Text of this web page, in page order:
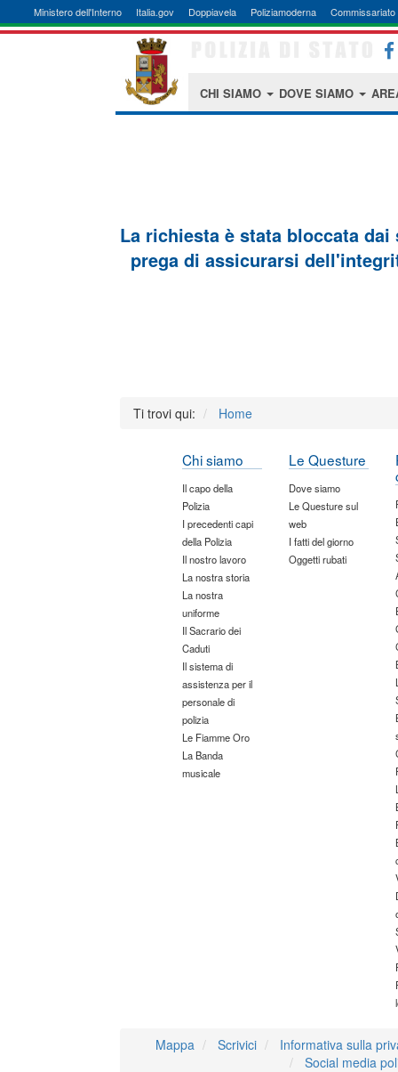
Ministero dell'Interno Italia.gov Doppiavela Poliziamoderna Commissariato
CHI SIAMO DOVE SIAMO
La richiesta è stata bloccata
prega di assicurarsi
Ti trovi qui: Home
Chi siamo
Il capo della
Polizia
I precedenti capi
della Polizia
Il nostro lavoro
La nostra storia
La nostra
uniforme
Il Sacrario dei
Caduti
Il sistema di
assistenza per il
personale di
polizia
Le Fiamme Oro
La Banda
musicale
Le Questure
Dove siamo
Le Questure sul
web
I fatti del giorno
Oggetti rubati
Mappa Scrivici
Informativa sulla
Social media